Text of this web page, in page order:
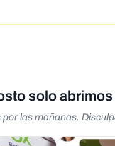
solo
las mañanas.